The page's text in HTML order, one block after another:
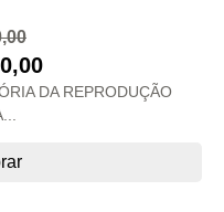
DA REPRODUÇÃO